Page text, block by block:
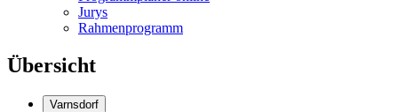
Jurys
Rahmenprogramm
Übersicht
Varnsdorf